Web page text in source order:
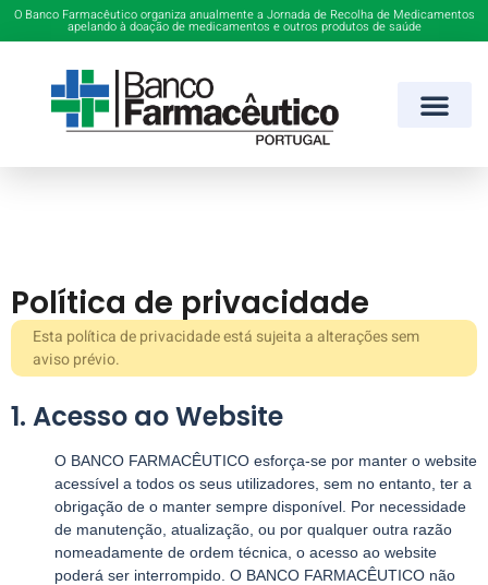
O Banco Farmacêutico organiza anualmente a Jornada de Recolha de Medicamentos
apelando à doação de medicamentos e outros produtos de saúde
Política de privacidade
Esta política de privacidade está sujeita a alterações sem
aviso prévio.
1. Acesso ao Website
O BANCO FARMACÊUTICO esforça-se por manter o website
acessível a todos os seus utilizadores, sem no entanto, ter a
obrigação de o manter sempre disponível. Por necessidade
de manutenção, atualização, ou por qualquer outra razão
nomeadamente de ordem técnica, o acesso ao website
poderá ser interrompido. O BANCO FARMACÊUTICO não